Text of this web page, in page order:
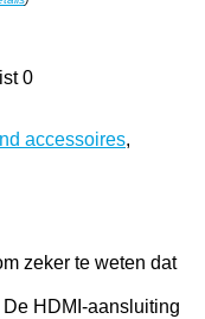
0
accessoires,
zeker te weten dat
HDMI-aansluiting